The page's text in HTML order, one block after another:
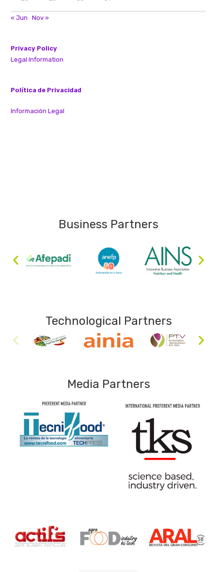
« Jun Nov »
Privacy Policy
Legal Information
Política de Privacidad
Información Legal
Business Partners
Technological Partners
Media Partners